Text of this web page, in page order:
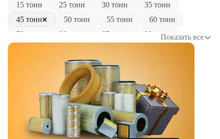
15 тонн 25 тонн 30 тонн
35 тонн
45 тонн
50 тонн 55 тонн
60 тонн
70 тонн
80 тонн 85 тонн
90 тоннПоказать все